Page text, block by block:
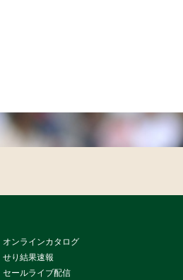
オンラインカタログ
せり結果速報
セールライブ配信